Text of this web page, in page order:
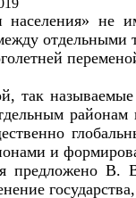
не
отдельными
так
и
предложено